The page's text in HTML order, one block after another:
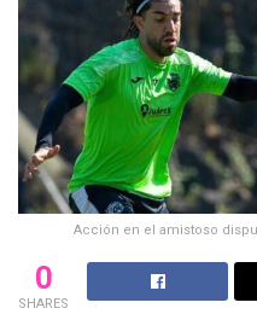
Acción en el amistoso
0
SHARES